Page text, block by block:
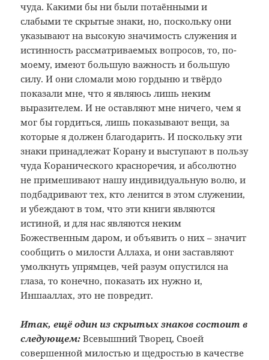
чуда. Какими бы ни были потаёнными и
слабыми те скрытые знаки, но, поскольку они
указывают на высокую значимость служения и
истинность рассматриваемых вопросов, то, по-
моему, имеют большую важность и большую
силу. И они сломали мою гордыню и твёрдо
показали мне, что я являюсь лишь неким
выразителем. И не оставляют мне ничего, чем я
мог бы гордиться, лишь показывают вещи, за
которые я должен благодарить. И поскольку эти
знаки принадлежат Корану и выступают в пользу
чуда Коранического красноречия, и абсолютно
не примешивают нашу индивидуальную волю, и
подбадривают тех, кто ленится в этом служении,
и убеждают в том, что эти книги являются
истиной, и для нас являются неким
Божественным даром, и объявить о них – значит
сообщить о милости Аллаха, и они заставляют
умолкнуть упрямцев, чей разум опустился на
глаза, то конечно, показать их нужно и,
Иншааллах, это не повредит.
Итак, ещё один из скрытых знаков состоит в
следующем: Всевышний Творец, Своей
совершенной милостью и щедростью в качестве